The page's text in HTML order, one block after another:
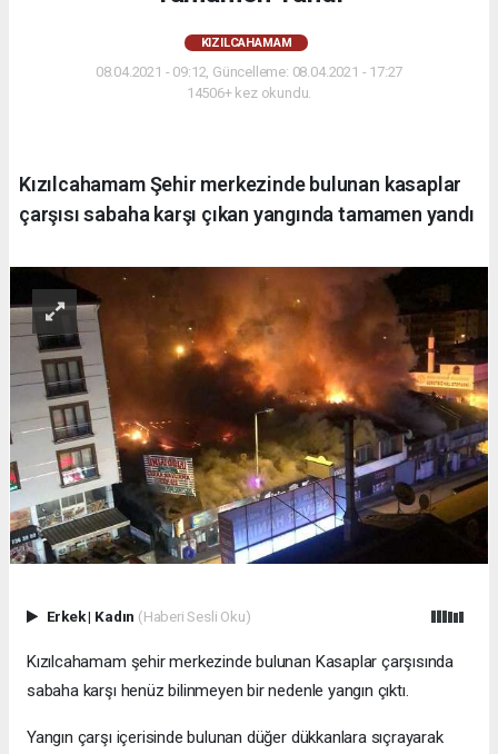
KIZILCAHAMAM
08.04.2021 - 09:12, Güncelleme: 08.04.2021 - 17:27
14506+ kez okundu.
Kızılcahamam Şehir merkezinde bulunan kasaplar
çarşısı sabaha karşı çıkan yangında tamamen yandı
Erkek| Kadın (Haberi Sesli Oku)
Kızılcahamam şehir merkezinde bulunan Kasaplar çarşısında
sabaha karşı henüz bilinmeyen bir nedenle yangın çıktı.
Yangın çarşı içerisinde bulunan düğer dükkanlara sıçrayarak